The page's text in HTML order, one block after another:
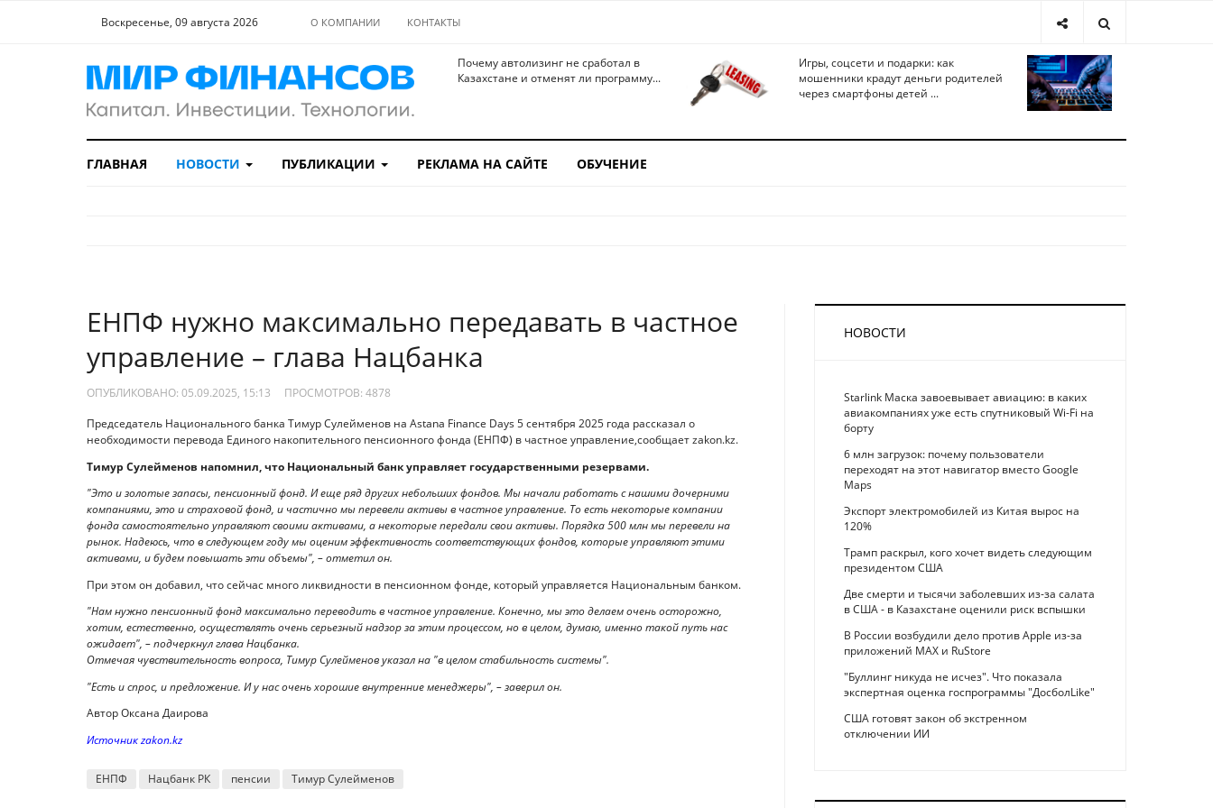
Воскресенье, 09 августа 2026 О КОМПАНИИ КОНТАКТЫ
Почему автолизинг не сработал в
Казахстане и отменят ли программу...
Игры, соцсети и подарки: как
мошенники крадут деньги родителей
через смартфоны детей ...
ГЛАВНАЯ НОВОСТИ ПУБЛИКАЦИИ РЕКЛАМА НА САЙТЕ ОБУЧЕНИЕ
ЕНПФ нужно максимально передавать в частное
управление – глава Нацбанка
ОПУБЛИКОВАНО: 05.09.2025, 15:13 ПРОСМОТРОВ: 4878
Председатель Национального банка Тимур Сулейменов на Astana Finance Days 5 сентября 2025 года рассказал о
необходимости перевода Единого накопительного пенсионного фонда (ЕНПФ) в частное управление,сообщает zakon.kz.
Тимур Сулейменов напомнил, что Национальный банк управляет государственными резервами.
"Это и золотые запасы, пенсионный фонд. И еще ряд других небольших фондов. Мы начали работать с нашими дочерними
компаниями, это и страховой фонд, и частично мы перевели активы в частное управление. То есть некоторые компании
фонда самостоятельно управляют своими активами, а некоторые передали свои активы. Порядка 500 млн мы перевели на
рынок. Надеюсь, что в следующем году мы оценим эффективность соответствующих фондов, которые управляют этими
активами, и будем повышать эти объемы", – отметил он.
При этом он добавил, что сейчас много ликвидности в пенсионном фонде, который управляется Национальным банком.
"Нам нужно пенсионный фонд максимально переводить в частное управление. Конечно, мы это делаем очень осторожно,
хотим, естественно, осуществлять очень серьезный надзор за этим процессом, но в целом, думаю, именно такой путь нас
ожидает", – подчеркнул глава Нацбанка.
Отмечая чувствительность вопроса, Тимур Сулейменов указал на "в целом стабильность системы".
"Есть и спрос, и предложение. И у нас очень хорошие внутренние менеджеры", – заверил он.
Автор Оксана Даирова
Источник zakon.kz
ЕНПФ Нацбанк РК пенсии Тимур Сулейменов
НОВОСТИ
Starlink Маска завоевывает авиацию: в каких
авиакомпаниях уже есть спутниковый Wi-Fi на
борту
6 млн загрузок: почему пользователи
переходят на этот навигатор вместо Google
Maps
Экспорт электромобилей из Китая вырос на
120%
Трамп раскрыл, кого хочет видеть следующим
президентом США
Две смерти и тысячи заболевших из-за салата
в США - в Казахстане оценили риск вспышки
В России возбудили дело против Apple из-за
приложений MAX и RuStore
"Буллинг никуда не исчез". Что показала
экспертная оценка госпрограммы "ДосболLike"
США готовят закон об экстренном
отключении ИИ